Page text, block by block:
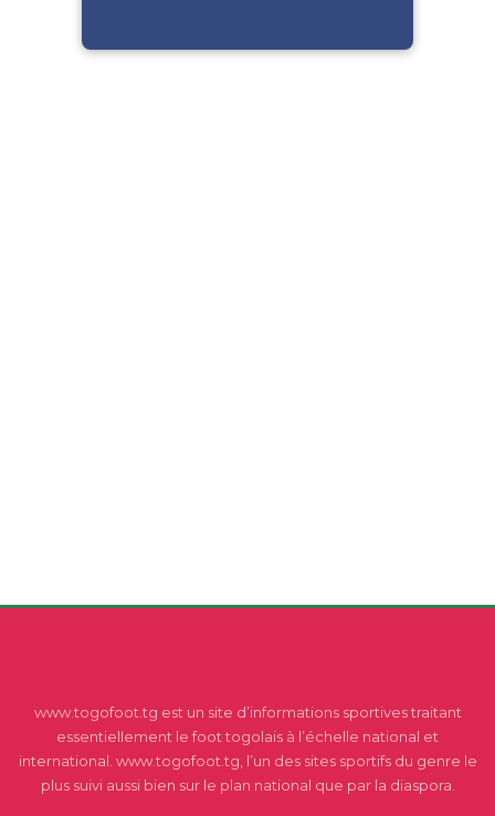
www.togofoot.tg est un site d’informations sportives traitant
essentiellement le foot togolais à l’échelle national et
international. www.togofoot.tg, l’un des sites sportifs du genre le
plus suivi aussi bien sur le plan national que par la diaspora.